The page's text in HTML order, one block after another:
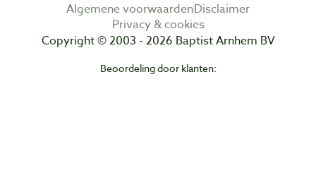
Algemene voorwaardenDisclaimer
Privacy & cookies
Copyright © 2003 - 2026 Baptist Arnhem BV
Beoordeling door klanten: